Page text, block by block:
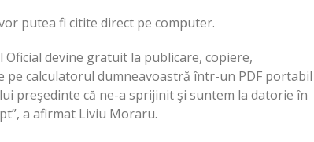
putea fi citite direct pe computer.
devine gratuit la publicare, copiere,
calculatorul dumneavoastră într-un PDF portabil
preşedinte că ne-a sprijinit şi suntem la datorie în
a afirmat Liviu Moraru.